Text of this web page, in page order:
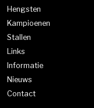
Hengsten
Kampioenen
Stallen
Links
Informatie
Nieuws
Contact